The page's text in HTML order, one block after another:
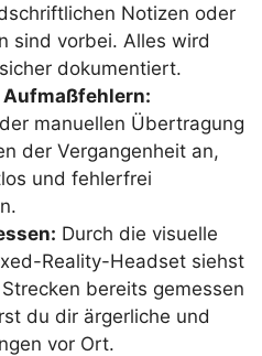
Notizen oder
sind vorbei. Alles wird
dokumentiert.
manuellen Übertragung
der Vergangenheit an,
und fehlerfrei
Durch die visuelle
Reality-Headset siehst
bereits gemessen
du dir ärgerliche und
vor Ort.